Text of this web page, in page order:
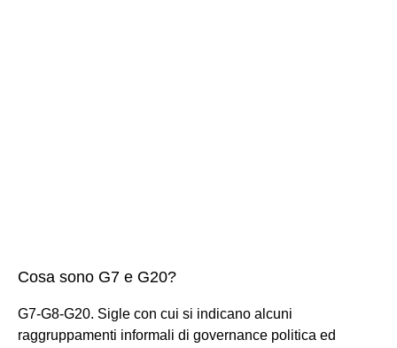
Cosa sono G7 e G20?
G7-G8-G20. Sigle con cui si indicano alcuni
raggruppamenti informali di governance politica ed